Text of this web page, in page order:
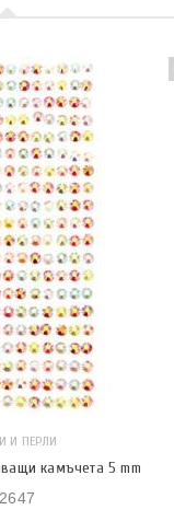
И ПЕРЛИ
камъчета 5 mm